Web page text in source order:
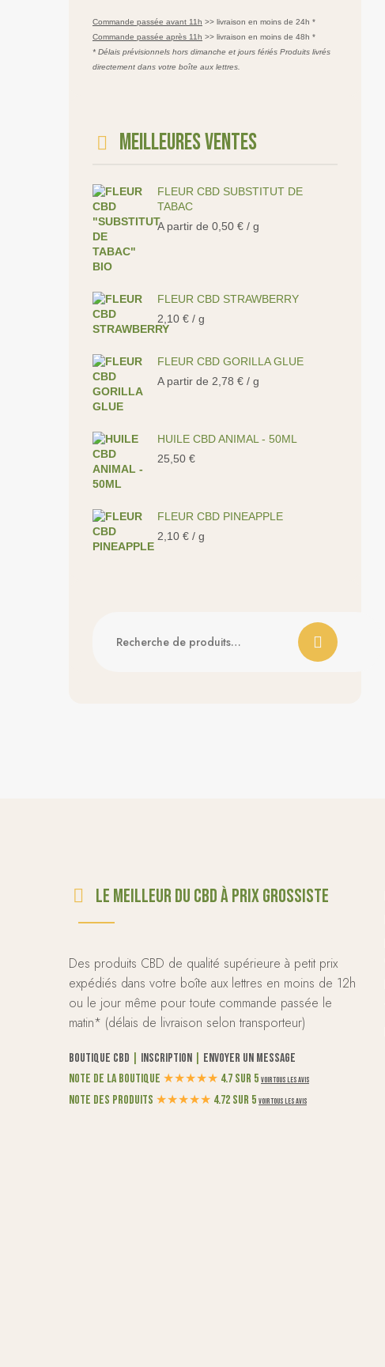
Commande passée avant 11h >> livraison en moins de 24h *
Commande passée après 11h >> livraison en moins de 48h *
* Délais prévisionnels hors dimanche et jours fériés Produits livrés
directement dans votre boîte aux lettres.
Meilleures ventes
FLEUR CBD SUBSTITUT DE
TABAC
A partir de 0,50 € / g
FLEUR CBD STRAWBERRY
2,10 € / g
FLEUR CBD GORILLA GLUE
A partir de 2,78 € / g
HUILE CBD ANIMAL - 50ML
25,50 €
FLEUR CBD PINEAPPLE
2,10 € / g
Le meilleur du CBD à prix grossiste
Des produits CBD de qualité supérieure à petit prix
expédiés dans votre boîte aux lettres en moins de 12h
ou le jour même pour toute commande passée le
matin* (délais de livraison selon transporteur)
Boutique CBD Inscription
Envoyer un message
Note de la boutique ★★★★★ 4.7 sur 5 Voir tous les avis
Note des produits ★★★★★ 4.72 sur 5 Voir tous les avis